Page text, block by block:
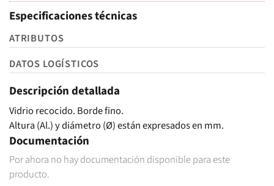
Especificaciones técnicas
ATRIBUTOS
DATOS LOGÍSTICOS
Descripción detallada
Vidrio recocido. Borde fino.
Altura (Al.) y diámetro (Ø) están expresados en mm.
Documentación
Por ahora no hay documentación disponible para este
producto.